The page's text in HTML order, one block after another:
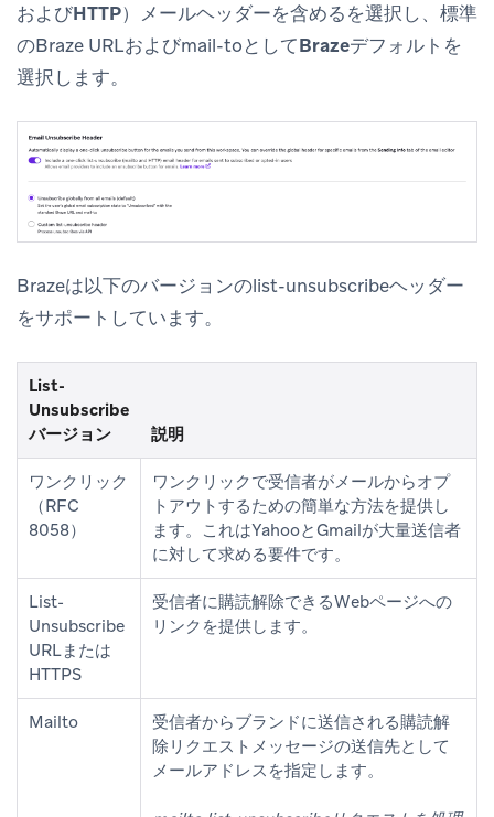
およびHTTP）メールヘッダーを含めるを選択し、標準
のBraze URLおよびmail-toとしてBrazeデフォルト を
選択します。
Brazeは以下のバージョンのlist-unsubscribeヘッダー
をサポートしています。
List-
Unsubscribe
バージョン
説明
ワンクリック
（RFC
8058）
ワンクリックで受信者がメールからオプ
トアウトするための簡単な方法を提供し
ます。これはYahooとGmailが大量送信者
に対して求める要件です。
List-
Unsubscribe
URLまたは
HTTPS
受信者に購読解除できるWebページへの
リンクを提供します。
Mailto
受信者からブランドに送信される購読解
除リクエストメッセージの送信先として
メールアドレスを指定します。